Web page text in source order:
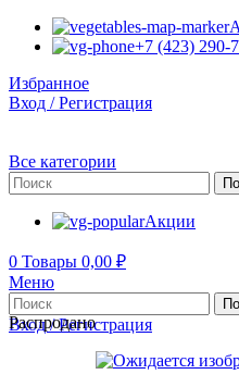
+7 (423) 290-
Избранное
Вход / Регистрация
Все категории
Акции
0 Товары 0,00 ₽
Меню
Вход / Регистрация
Распродано